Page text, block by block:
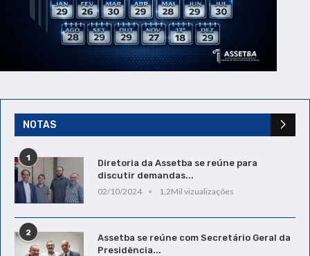
NOTAS
1
Diretoria da Assetba se reúne para
discutir demandas...
02/10/2024
1,2Mil vizualizações
2
Assetba se reúne com Secretário Geral da
Presidência...